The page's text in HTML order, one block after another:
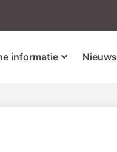
informatie Nieuws